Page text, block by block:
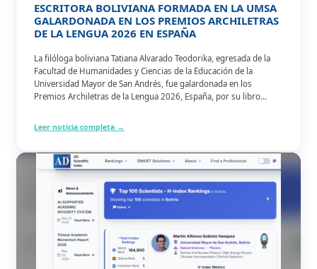
ESCRITORA BOLIVIANA FORMADA EN LA UMSA
GALARDONADA EN LOS PREMIOS ARCHILETRAS
DE LA LENGUA 2026 EN ESPAÑA
La filóloga boliviana Tatiana Alvarado Teodorika, egresada de la
Facultad de Humanidades y Ciencias de la Educación de la
Universidad Mayor de San Andrés, fue galardonada en los
Premios Archiletras de la Lengua 2026, España, por su libro
del año.
Leer noticia completa →